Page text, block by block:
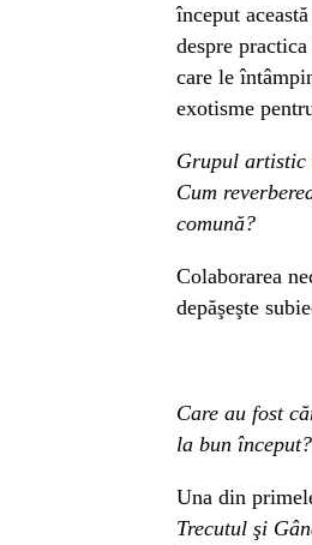
început
despre
care le
exotisme
Grupul artistic
Cum
comună?
Colaborarea
depăşeşte
Care au fost
la bun început?
Una din
Trecutul şi